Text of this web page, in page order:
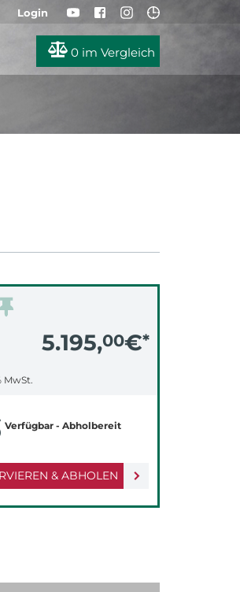
Login
0 im Vergleich
5.195,00€*
MwSt.
& ABHOLEN
Verfügbar - Abholbereit